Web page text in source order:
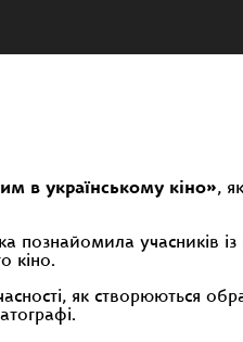
в українському кіно»,
познайомила учасників
кіно.
як створюються